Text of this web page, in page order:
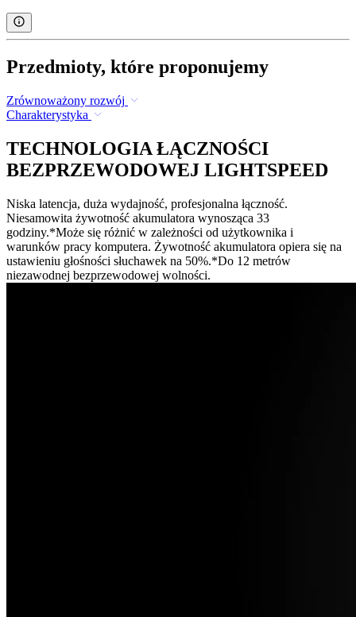
Przedmioty, które proponujemy
Zrównoważony rozwój
Charakterystyka
TECHNOLOGIA ŁĄCZNOŚCI
BEZPRZEWODOWEJ LIGHTSPEED
Niska latencja, duża wydajność, profesjonalna łączność.
Niesamowita żywotność akumulatora wynosząca 33
godziny.*Może się różnić w zależności od użytkownika i
warunków pracy komputera. Żywotność akumulatora opiera się na
ustawieniu głośności słuchawek na 50%.*Do 12 metrów
niezawodnej bezprzewodowej wolności.